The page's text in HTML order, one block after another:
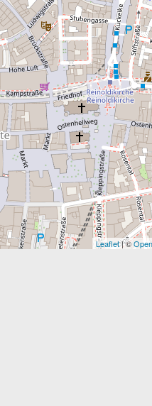
Leaflet| ©